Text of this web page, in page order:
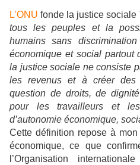
L'ONU fonde la justice sociale
tous les peuples et la
humains sans
économique et social partout
la justice sociale ne consiste
les revenus et à créer des
question de droits, de
pour les travailleurs et
d’autonomie économique,
Cette définition repose à
économique, ce que
l’Organisation